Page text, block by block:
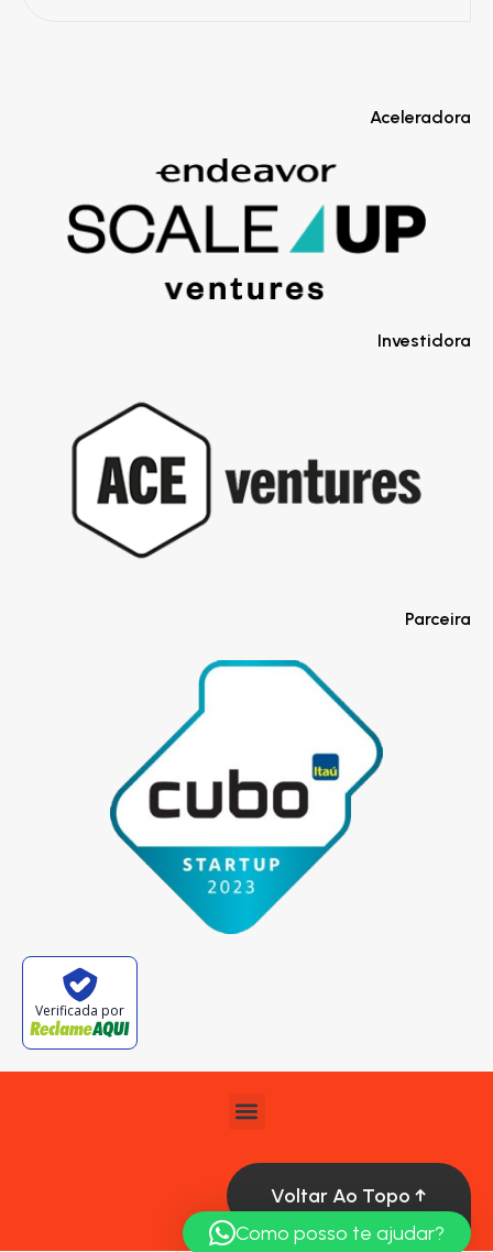
Aceleradora
Investidora
Parceira
Verificada por
Voltar Ao Topo ↑
Como posso te ajudar?